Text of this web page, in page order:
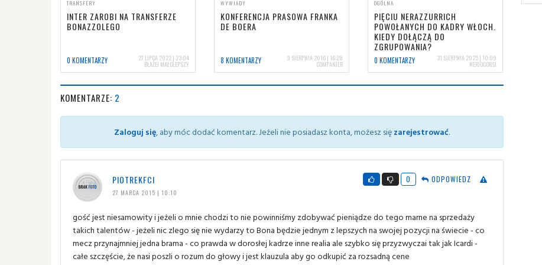
TRANSFERY
INTER ZAROBI NA TRANSFERZE
BONAZZOLEGO
0 KOMENTARZY 27 LIPCA 2022 | 23:04
BŁAŻEJ MAŁOLEPSZY
WYWIADY
KONFERENCJA PRASOWA FRANKA
DE BOERA
8 KOMENTARZY 9 SIERPNIA 2016 | 16:28
COMPANIER
OGÓLNA
PIĘCIU NERAZZURRICH
POWOŁANYCH DO KADRY WŁOCH.
KIEDY DOŁĄCZĄ DO
ZGRUPOWANIA?
0 KOMENTARZY 31 SIERPNIA 2025 | 10:09
NERIOCORSI
KOMENTARZE: 2
Zaloguj się, aby móc dodać komentarz. Jeżeli nie posiadasz konta, możesz sięzarejestrować.
PIOTREKFCI
27 MARCA 2015 | 10:10
0 ODPOWIEDZ
gość jest niesamowity i jeżeli o mnie chodzi to nie powinniśmy zdobywać pieniądze do tego marne na sprzedaży
takich talentów - jeżeli nic zlego się nie wydarzy to Bona będzie jednym z lepszych na swojej pozycji na świecie - co
mecz przynajmniej jedna brama - co prawda w dorosłej kadrze inne realia ale szybko się przyzwyczai tak jak Icardi -
całe szczęście, że nasi poszli o rozum do głowy i jest klauzula aby go odkupić za rozsadną cene